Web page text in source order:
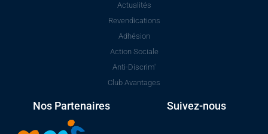
Actualités
Revendications
Adhésion
Action Sociale
Anti-Discrim'
Club Avantages
Nos Partenaires Suivez-nous